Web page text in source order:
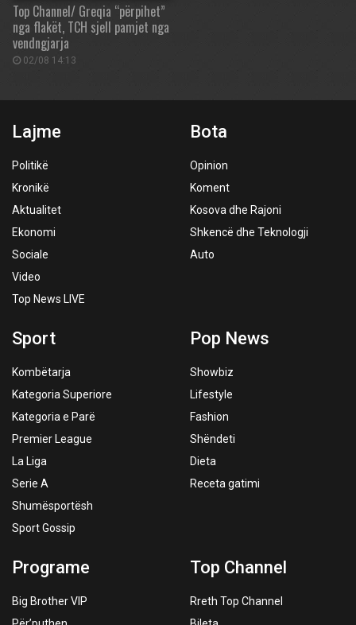
Top Channel/ Greqia “përpihet”
nga flakët, TCH sjell pamjet nga
vendngjarja
02/08 14:13
Lajme
Politikë
Kronikë
Aktualitet
Ekonomi
Sociale
Video
Top News LIVE
Bota
Opinion
Koment
Kosova dhe Rajoni
Shkencë dhe Teknologji
Auto
Sport
Kombëtarja
Kategoria Superiore
Kategoria e Parë
Premier League
La Liga
Serie A
Shumësportësh
Sport Gossip
Pop News
Showbiz
Lifestyle
Fashion
Shëndeti
Dieta
Receta gatimi
Programe
Big Brother VIP
Top Channel
Rreth Top Channel